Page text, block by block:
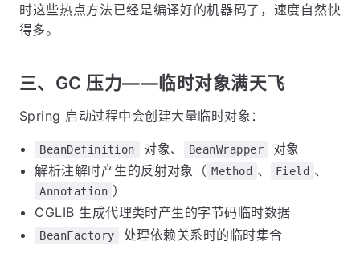
时这些热点方法已经是编译好的机器码了，速度自然快
得多。
三、GC 压力——临时对象满天飞
Spring 启动过程中会创建大量临时对象：
BeanDefinition 对象、 BeanWrapper
对象
解析注解时产生的反射对象（ Method 、 Field 、
Annotation ）
CGLIB 生成代理类时产生的字节码临时数据
BeanFactory 处理依赖关系时的临时集合